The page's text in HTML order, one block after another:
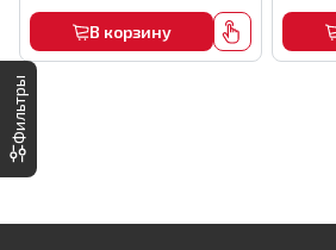
Фильтры
В корзину